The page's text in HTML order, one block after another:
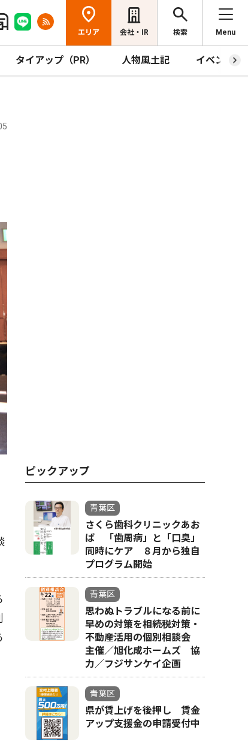
エリア 会社・IR 検索 Menu
タイアップ（PR） 人物風土記 イベント
ピックアップ
青葉区
さくら歯科クリニックあお
ば 「歯周病」と「口臭」
同時にケア ８月から独自
プログラム開始
青葉区
思わぬトラブルになる前に
早めの対策を相続税対策・
不動産活用の個別相談会
主催／旭化成ホームズ 協
力／フジサンケイ企画
青葉区
県が賃上げを後押し 賃金
アップ支援金の申請受付中